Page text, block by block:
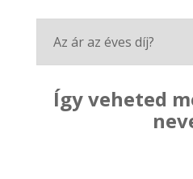
Az ár az éves díj?
Így veheted